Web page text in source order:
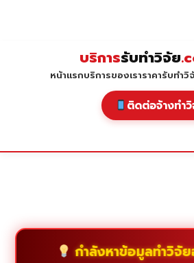
บริการรับทำวิจัย
หน้าแรกบริการของเราราคารับทำวิ
ติดต่อจ้างทำ
กำลังหาข้อมูลทำวิจัย